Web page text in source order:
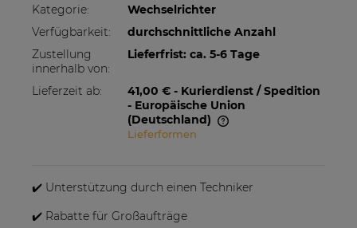
Kategorie:
Wechselrichter
Verfügbarkeit:
durchschnittliche Anzahl
Zustellung
innerhalb von:
Lieferfrist: ca. 5-6 Tage
Lieferzeit ab: 41,00 € - Kurierdienst / Spedition
- Europäische Union
(Deutschland)
Im Preis sind etwaige Zahlungskosten nicht
Lieferformen
✔️ Unterstützung durch einen Techniker
✔️ Rabatte für Großaufträge